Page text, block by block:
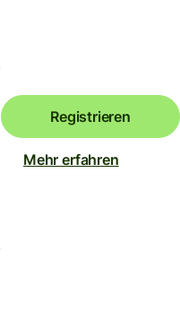
Registrieren
Mehr erfahren